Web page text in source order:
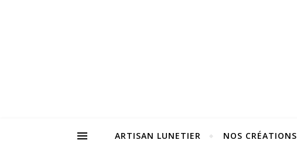
ARTISAN LUNETIER NOS CRÉATIONS